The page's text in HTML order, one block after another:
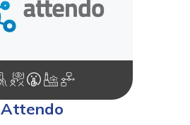
Attendo